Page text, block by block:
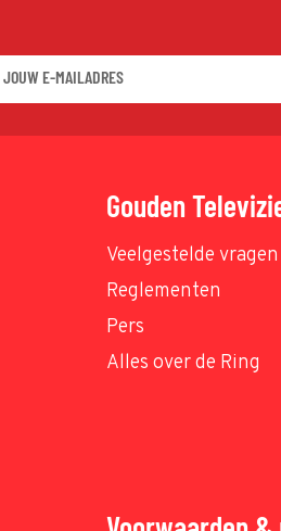
Gouden
Veelgestelde vragen
Reglementen
Pers
Alles over de Ring